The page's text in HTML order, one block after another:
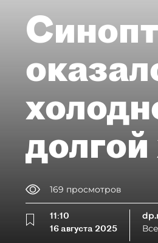
169 просмотров
11:10
16 августа 2025